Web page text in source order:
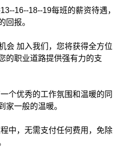
16--18--19每班的薪资待遇，
回报。
会 加入我们，您将获得全方位
的职业道路提供强有力的支
个优秀的工作氛围和温暖的同
家一般的温暖。
中，无需支付任何费用，免除